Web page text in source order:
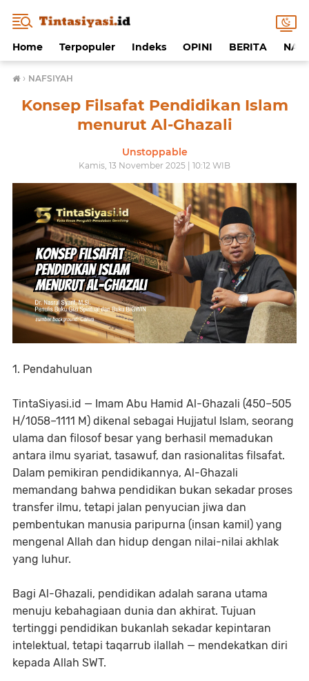
Home Terpopuler Indeks OPINI BERITA
› NAFSIYAH
Konsep Filsafat Pendidikan Islam
menurut Al-Ghazali
Unstoppable
Kamis, 13 November 2025 | 10:12 WIB
1. Pendahuluan
TintaSiyasi.id — Imam Abu Hamid Al-Ghazali (450–505
H/1058–1111 M) dikenal sebagai Hujjatul Islam, seorang
ulama dan filosof besar yang berhasil memadukan
antara ilmu syariat, tasawuf, dan rasionalitas filsafat.
Dalam pemikiran pendidikannya, Al-Ghazali
memandang bahwa pendidikan bukan sekadar proses
transfer ilmu, tetapi jalan penyucian jiwa dan
pembentukan manusia paripurna (insan kamil) yang
mengenal Allah dan hidup dengan nilai-nilai akhlak
yang luhur.
Bagi Al-Ghazali, pendidikan adalah sarana utama
menuju kebahagiaan dunia dan akhirat. Tujuan
tertinggi pendidikan bukanlah sekadar kepintaran
intelektual, tetapi taqarrub ilallah — mendekatkan diri
kepada Allah SWT.